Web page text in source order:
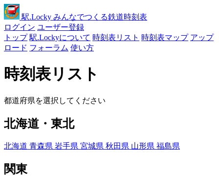
駅.Locky みんなでつくる鉄道時刻表
ログイン ユーザー登録
トップ 駅.Lockyについて 時刻表リスト 時刻表マップ アップ
ロード フォーラム 使い方
時刻表リスト
都道府県を選択してください
北海道・東北
北海道 青森県 岩手県 宮城県 秋田県 山形県 福島県
関東